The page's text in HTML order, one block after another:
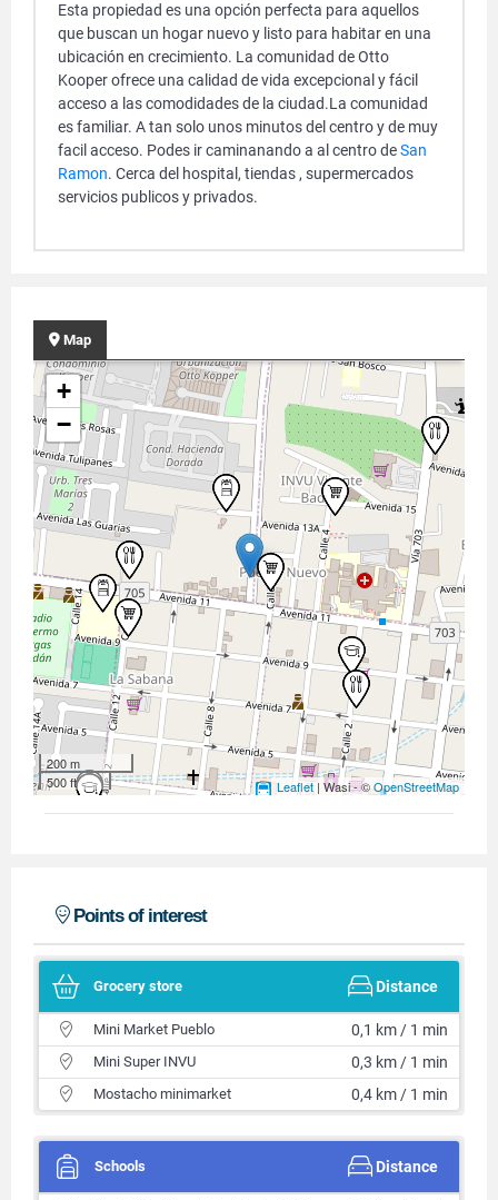
Esta propiedad es una opción perfecta para aquellos
que buscan un hogar nuevo y listo para habitar en una
ubicación en crecimiento. La comunidad de Otto
Kooper ofrece una calidad de vida excepcional y fácil
acceso a las comodidades de la ciudad.La comunidad
es familiar. A tan solo unos minutos del centro y de muy
facil acceso. Podes ir caminanando a al centro deSan
Ramon. Cerca del hospital, tiendas , supermercados
servicios publicos y privados.
Map
+
−
200 m
500 ft
Leaflet | Wasi - ©OpenStreetMap
Points of interest
Grocery store Distance
Mini Market Pueblo 0,1 km / 1 min
Mini Super INVU 0,3 km / 1 min
Mostacho minimarket 0,4 km / 1 min
Schools Distance